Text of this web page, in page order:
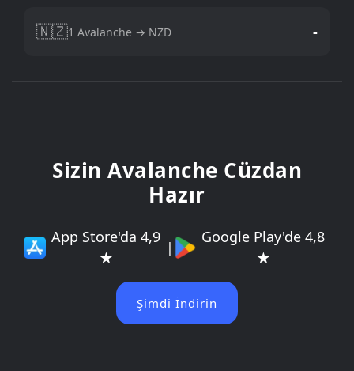
🇳🇿1 Avalanche → NZD -
Sizin Avalanche Cüzdan
Hazır
App Store'da 4,9
★
|
Google Play'de 4,8
★
Şimdi İndirin